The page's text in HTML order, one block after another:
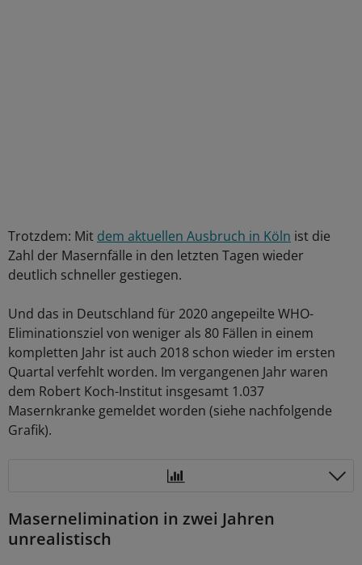
Trotzdem: Mit dem aktuellen Ausbruch in Köln ist die
Zahl der Masernfälle in den letzten Tagen wieder
deutlich schneller gestiegen.
Und das in Deutschland für 2020 angepeilte WHO-
Eliminationsziel von weniger als 80 Fällen in einem
kompletten Jahr ist auch 2018 schon wieder im ersten
Quartal verfehlt worden. Im vergangenen Jahr waren
dem Robert Koch-Institut insgesamt 1.037
Masernkranke gemeldet worden (siehe nachfolgende
Grafik).
Masernelimination in zwei Jahren
unrealistisch